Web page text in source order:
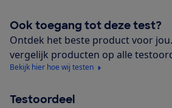
Ook toegang tot deze test?
Ontdek het beste product voor
vergelijk producten op alle
Bekijk hier hoe wij testen
Testoordeel